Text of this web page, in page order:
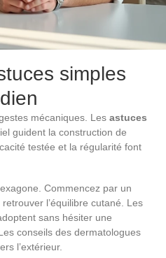
simples
mécaniques. Les astuces
guident la construction de
testée et la régularité font
Commencez par un
l’équilibre cutané. Les
sans hésiter une
conseils des dermatologues
l’extérieur.